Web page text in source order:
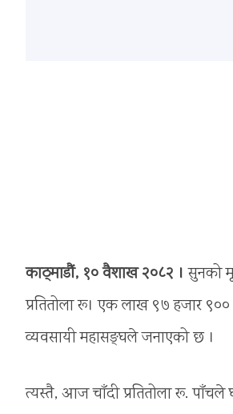
काठ्माडौं, १० वैशाख २०८२ । सुनको
प्रतितोला रू। एक लाख ९७ हजार
व्यवसायी महासङ्घले जनाएको छ ।
त्यस्तै, आज चाँदी प्रतितोला रू. पाँचले